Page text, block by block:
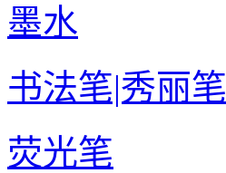
墨水
书法笔|秀丽笔
荧光笔